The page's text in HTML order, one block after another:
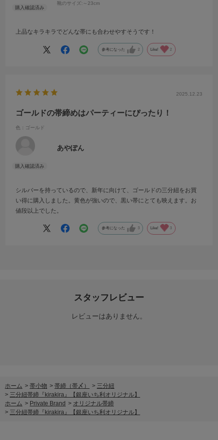
靴のサイズ: ～23cm
上品なキラキラでどんな帯にも合わせやすそうです！
参考になった 2 Like! 2
2025.12.23
ゴールドの帯締めはパーティーにぴったり！
色：ゴールド
あやぽん
シルバーを持っているので、新年に向けて、ゴールドの三分紐をお買
い得に購入しました。黄色が強いので、黒い帯にとても映えます。お
値段以上でした。
参考になった 3 Like! 3
スタッフレビュー
レビューはありません。
ホーム > 帯小物 > 帯締（帯〆） > 三分紐
> 三分紐帯締『kirakira』【銀座いち利オリジナル】
ホーム > Private Brand > オリジナル帯締
> 三分紐帯締『kirakira』【銀座いち利オリジナル】